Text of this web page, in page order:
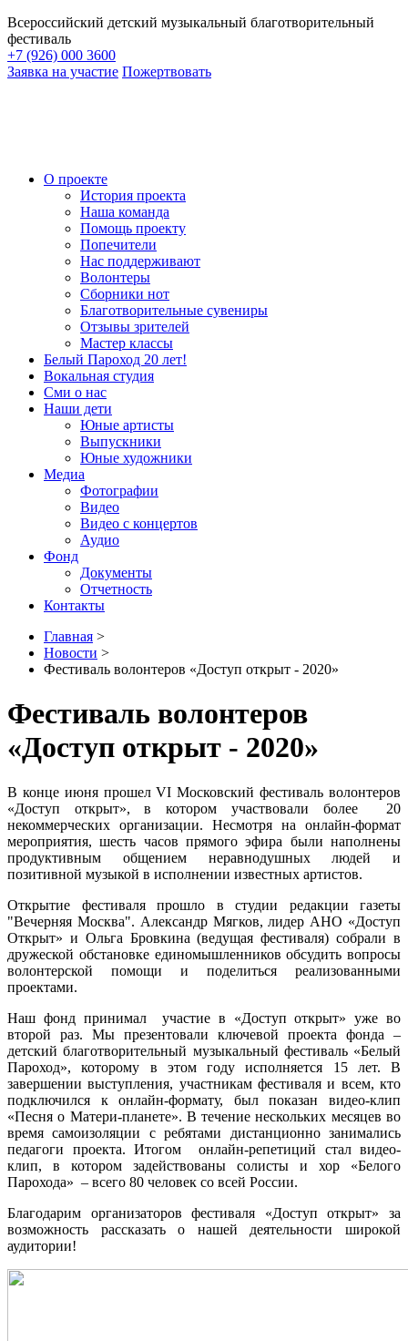
Всероссийский детский музыкальный благотворительный
фестиваль
+7 (926) 000 3600
Заявка на участие Пожертвовать
О проекте
История проекта
Наша команда
Помощь проекту
Попечители
Нас поддерживают
Волонтеры
Сборники нот
Благотворительные сувениры
Отзывы зрителей
Мастер классы
Белый Пароход 20 лет!
Вокальная студия
Сми о нас
Наши дети
Юные артисты
Выпускники
Юные художники
Медиа
Фотографии
Видео
Видео с концертов
Аудио
Фонд
Документы
Отчетность
Контакты
Главная >
Новости >
Фестиваль волонтеров «Доступ открыт - 2020»
Фестиваль волонтеров
«Доступ открыт - 2020»
В конце июня прошел VI Московский фестиваль волонтеров
«Доступ открыт», в котором участвовали более 20
некоммерческих организации. Несмотря на онлайн-формат
мероприятия, шесть часов прямого эфира были наполнены
продуктивным общением неравнодушных людей и
позитивной музыкой в исполнении известных артистов.
Открытие фестиваля прошло в студии редакции газеты
"Вечерняя Москва". Александр Мягков, лидер АНО «Доступ
Открыт» и Ольга Бровкина (ведущая фестиваля) собрали в
дружеской обстановке единомышленников обсудить вопросы
волонтерской помощи и поделиться реализованными
проектами.
Наш фонд принимал участие в «Доступ открыт» уже во
второй раз. Мы презентовали ключевой проекта фонда –
детский благотворительный музыкальный фестиваль «Белый
Пароход», которому в этом году исполняется 15 лет. В
завершении выступления, участникам фестиваля и всем, кто
подключился к онлайн-формату, был показан видео-клип
«Песня о Матери-планете». В течение нескольких месяцев во
время самоизоляции с ребятами дистанционно занимались
педагоги проекта. Итогом онлайн-репетиций стал видео-
клип, в котором задействованы солисты и хор «Белого
Парохода» – всего 80 человек со всей России.
Благодарим организаторов фестиваля «Доступ открыт» за
возможность рассказать о нашей деятельности широкой
аудитории!